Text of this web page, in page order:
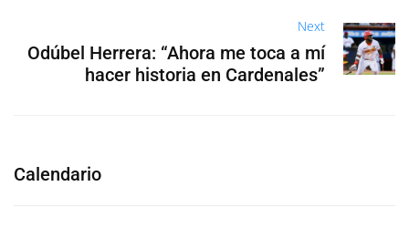
Next
Odúbel Herrera: “Ahora me toca a mí
hacer historia en Cardenales”
Calendario